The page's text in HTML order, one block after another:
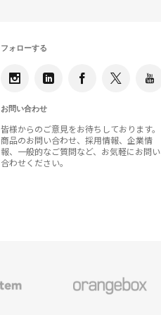
フォローする
お問い合わせ
皆様からのご意見をお待ちしております。
商品のお問い合わせ、採用情報、企業情
報、一般的なご質問など、お気軽にお問い
合わせください。